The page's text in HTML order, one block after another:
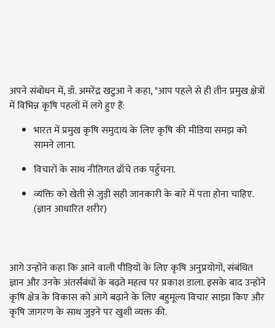
अपने संबोधन में, डॉ. अमरेंद्र खटुआ ने कहा, "आप पहले से ही तीन प्रमुख क्षेत्रों
में विभिन्न कृषि पहलों में लगे हुए हैं:
भारत में प्रमुख कृषि समुदाय के लिए कृषि की मीडिया समझ को
सामने लाना.
विचारों के साथ नीतिगत ढाँचे तक पहुँचना.
व्यक्ति को खेती से जुड़ी सही जानकारी के बारे में पता होना चाहिए.
(ज्ञान आधारित शरीर)
आगे उन्होंने कहा कि आने वाली पीड़ियों के लिए कृषि अनुप्रयोगों, संबंधित
ज्ञान और उनके अंतर्संबंधों के बढ़ते महत्व पर प्रकाश डाला. इसके बाद उन्होंने
कृषि क्षेत्र के विकास को आगे बढ़ाने के लिए बहुमूल्य विचार साझा किए और
कृषि जागरण के साथ जुड़ने पर खुशी व्यक्त की.